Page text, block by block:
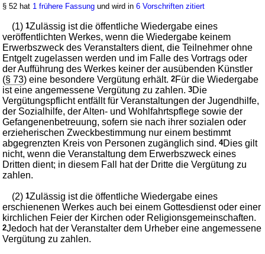
§ 52 hat 1 frühere Fassung und wird in6 Vorschriften zitiert
(1)1Zulässig ist die öffentliche Wiedergabe eines
veröffentlichten Werkes, wenn die Wiedergabe keinem
Erwerbszweck des Veranstalters dient, die Teilnehmer ohne
Entgelt zugelassen werden und im Falle des Vortrags oder
der Aufführung des Werkes keiner der ausübenden Künstler
(§ 73) eine besondere Vergütung erhält.2Für die Wiedergabe
ist eine angemessene Vergütung zu zahlen.3Die
Vergütungspflicht entfällt für Veranstaltungen der Jugendhilfe,
der Sozialhilfe, der Alten- und Wohlfahrtspflege sowie der
Gefangenenbetreuung, sofern sie nach ihrer sozialen oder
erzieherischen Zweckbestimmung nur einem bestimmt
abgegrenzten Kreis von Personen zugänglich sind.4Dies gilt
nicht, wenn die Veranstaltung dem Erwerbszweck eines
Dritten dient; in diesem Fall hat der Dritte die Vergütung zu
zahlen.
(2)1Zulässig ist die öffentliche Wiedergabe eines
erschienenen Werkes auch bei einem Gottesdienst oder einer
kirchlichen Feier der Kirchen oder Religionsgemeinschaften.
2Jedoch hat der Veranstalter dem Urheber eine angemessene
Vergütung zu zahlen.